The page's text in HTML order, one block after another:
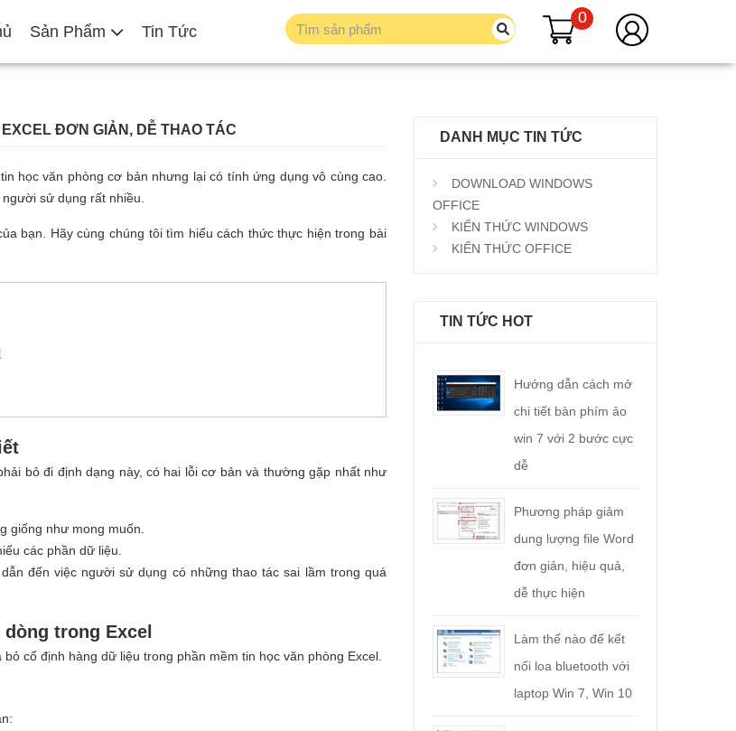
Sản Phẩm Tin Tức
0
ĐƠN GIẢN, DỄ THAO TÁC
học văn phòng cơ bản nhưng lại có tính ứng dụng vô cùng cao.
sử dụng rất nhiều.
bạn. Hãy cùng chúng tôi tìm hiểu cách thức thực hiện trong bài
bỏ đi định dạng này, có hai lỗi cơ bản và thường gặp nhất như
giống như mong muốn.
các phần dữ liệu.
đến việc người sử dụng có những thao tác sai lầm trong quá
trong Excel
cố định hàng dữ liệu trong phần mềm tin học văn phòng Excel.
DANH MỤC TIN TỨC
DOWNLOAD WINDOWS
OFFICE
KIẾN THỨC WINDOWS
KIẾN THỨC OFFICE
TIN TỨC HOT
Hướng dẫn cách mở
chi tiết bàn phím ảo
win 7 với 2 bước cực
dễ
Phương pháp giảm
dung lượng file Word
đơn giản, hiệu quả,
dễ thực hiện
Làm thế nào để kết
nối loa bluetooth với
laptop Win 7, Win 10